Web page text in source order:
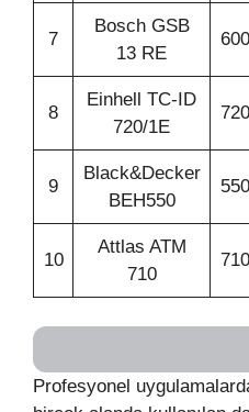
7
Bosch GSB
13 RE
8
Einhell TC-ID
720/1E
9
Black&Decker
BEH550
10
Attlas ATM
710
Profesyonel